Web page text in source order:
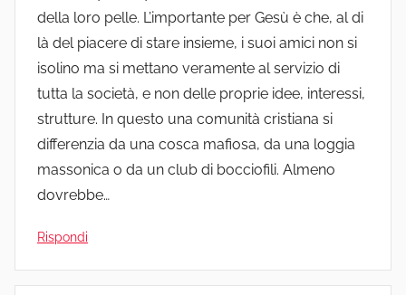
della loro pelle. L’importante per Gesù è che, al di
là del piacere di stare insieme, i suoi amici non si
isolino ma si mettano veramente al servizio di
tutta la società, e non delle proprie idee, interessi,
strutture. In questo una comunità cristiana si
differenzia da una cosca mafiosa, da una loggia
massonica o da un club di bocciofili. Almeno
dovrebbe…
Rispondi